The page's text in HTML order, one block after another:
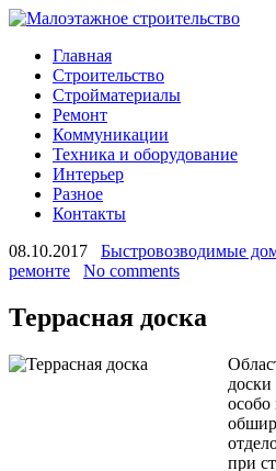
Главная
Строительство
Стройматериалы
Ремонт
Коммуникации
Техника и оборудование
Интерьер
Разное
Контакты
08.10.2017
Быстровозводимые
ремонте
No comments
Террасная доска
особо
при